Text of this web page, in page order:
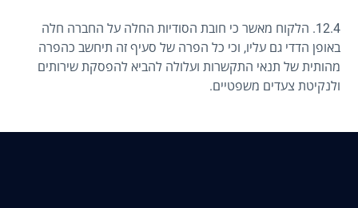
12.4. הלקוח מאשר כי חובת הסודיות החלה על החברה חלה
באופן הדדי גם עליו, וכי כל הפרה של סעיף זה תיחשב כהפרה
מהותית של תנאי התקשרות ועלולה להביא להפסקת שירותים
ולנקיטת צעדים משפטיים.